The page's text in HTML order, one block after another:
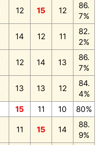
12 15 12
86.
7%
14 12 11
82.
2%
12 14 13
86.
7%
13 13 12
84.
4%
15 11 10 80%
11 15 14
88.
9%